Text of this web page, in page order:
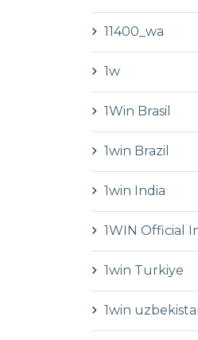
11400_wa
1w
1Win Brasil
1win Brazil
1win India
1WIN Official
1win Turkiye
1win